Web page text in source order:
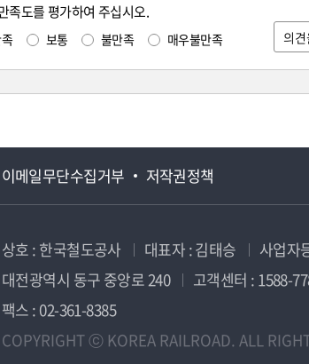
족도를 평가하여 주십시오.
보통 불만족 매우불만족
이메일무단수집거부 저작권정책
상호 : 한국철도공사 대표자 : 김태승 사업자
대전광역시 동구 중앙로 240
고객센터 : 1588-
팩스 : 02-361-8385
COPYRIGHT ⓒ KOREA RAILROAD. ALL